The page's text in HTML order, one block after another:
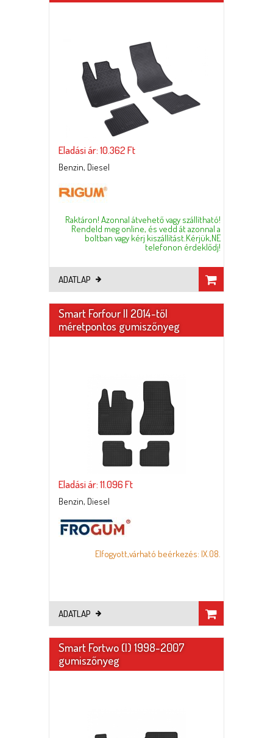
Eladási ár: 10.362 Ft
Benzin, Diesel
Raktáron! Azonnal átvehető vagy szállítható!
Rendeld meg online, és vedd át azonnal a
boltban vagy kérj kiszállítást.Kérjük,NE
telefonon érdeklődj!
ADATLAP
Smart Forfour II 2014-től
méretpontos gumiszőnyeg
Eladási ár: 11.096 Ft
Benzin, Diesel
Elfogyott,várható beérkezés: IX.08.
ADATLAP
Smart Fortwo (I) 1998-2007
gumiszőnyeg